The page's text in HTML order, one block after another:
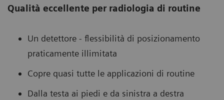
Qualità eccellente per radiologia di routine
Un detettore - flessibilità di posizionamento
praticamente illimitata
Copre quasi tutte le applicazioni di routine
Dalla testa ai piedi e da sinistra a destra